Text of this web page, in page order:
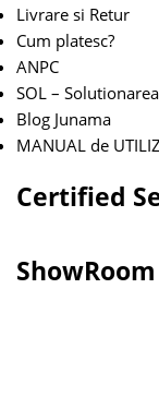
Livrare si Retur
Cum platesc?
ANPC
SOL –
Blog Junama
MANUAL de
Certified